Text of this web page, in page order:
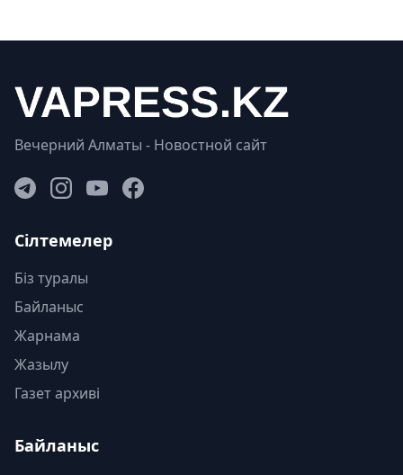
Вечерний Алматы - Новостной сайт
Сілтемелер
Біз туралы
Байланыс
Жарнама
Жазылу
Газет архиві
Байланыс